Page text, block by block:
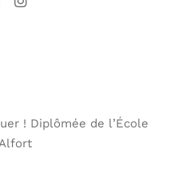
! Diplômée de l’École